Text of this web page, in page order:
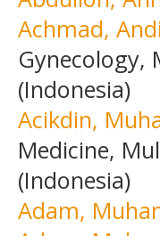
Achmad,
Gynecology,
(Indonesia)
Acikdin,
Medicine,
(Indonesia)
Adam,